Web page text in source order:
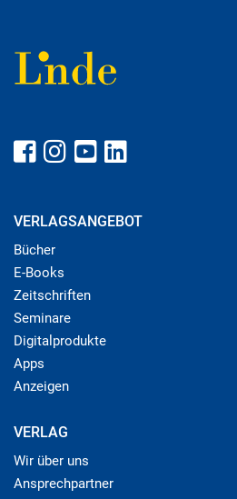
VERLAGSANGEBOT
Bücher
E-Books
Zeitschriften
Seminare
Digitalprodukte
Apps
Anzeigen
VERLAG
Wir über uns
Ansprechpartner